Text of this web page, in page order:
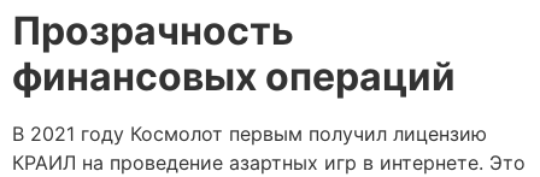
Прозрачность
финансовых операций
В 2021 году Космолот первым получил лицензию
КРАИЛ на проведение азартных игр в интернете. Это